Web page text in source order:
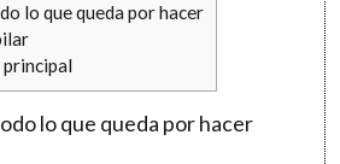
lo que queda por hacer
lo que queda por hacer